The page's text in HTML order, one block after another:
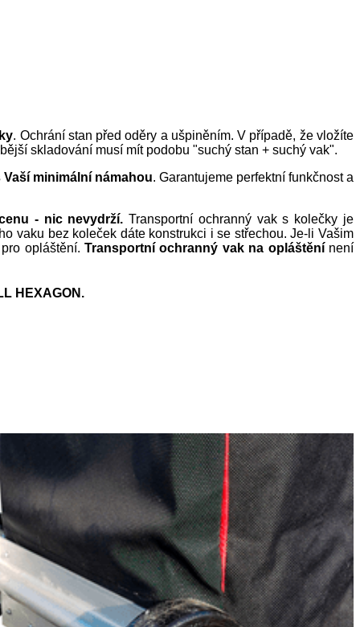
. Ochrání stan před oděry a ušpiněním. V případě, že vložíte
skladování musí mít podobu "suchý stan + suchý vak".
minimální námahou. Garantujeme perfektní funkčnost a
- nic nevydrží. Transportní ochranný vak s kolečky je
vaku bez koleček dáte konstrukci i se střechou. Je-li Vašim
opláštění. Transportní ochranný vak na opláštěnínení
HEXAGON.